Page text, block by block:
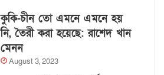
কুকি-চীন তো এমনে এমনে হয়
নি, তৈরী করা হয়েছে: রাশেদ খান
মেনন
August 3, 2023